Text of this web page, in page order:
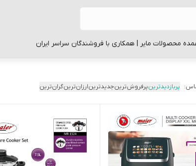
محصولات مایر | همکاری با فروشندگان سراسر ایران
پربازدیدترینپرفروش‌ترینجدیدترینارزان‌ترینگران‌ترین